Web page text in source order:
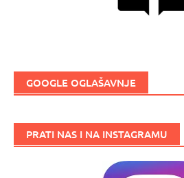
GOOGLE OGLAŠAVNJE
PRATI NAS I NA INSTAGRAMU